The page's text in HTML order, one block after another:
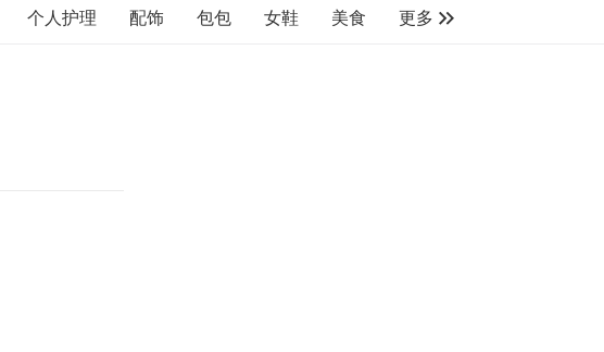
🇨🇦加拿大
个人护理 配饰 包包 女鞋 美食
更多